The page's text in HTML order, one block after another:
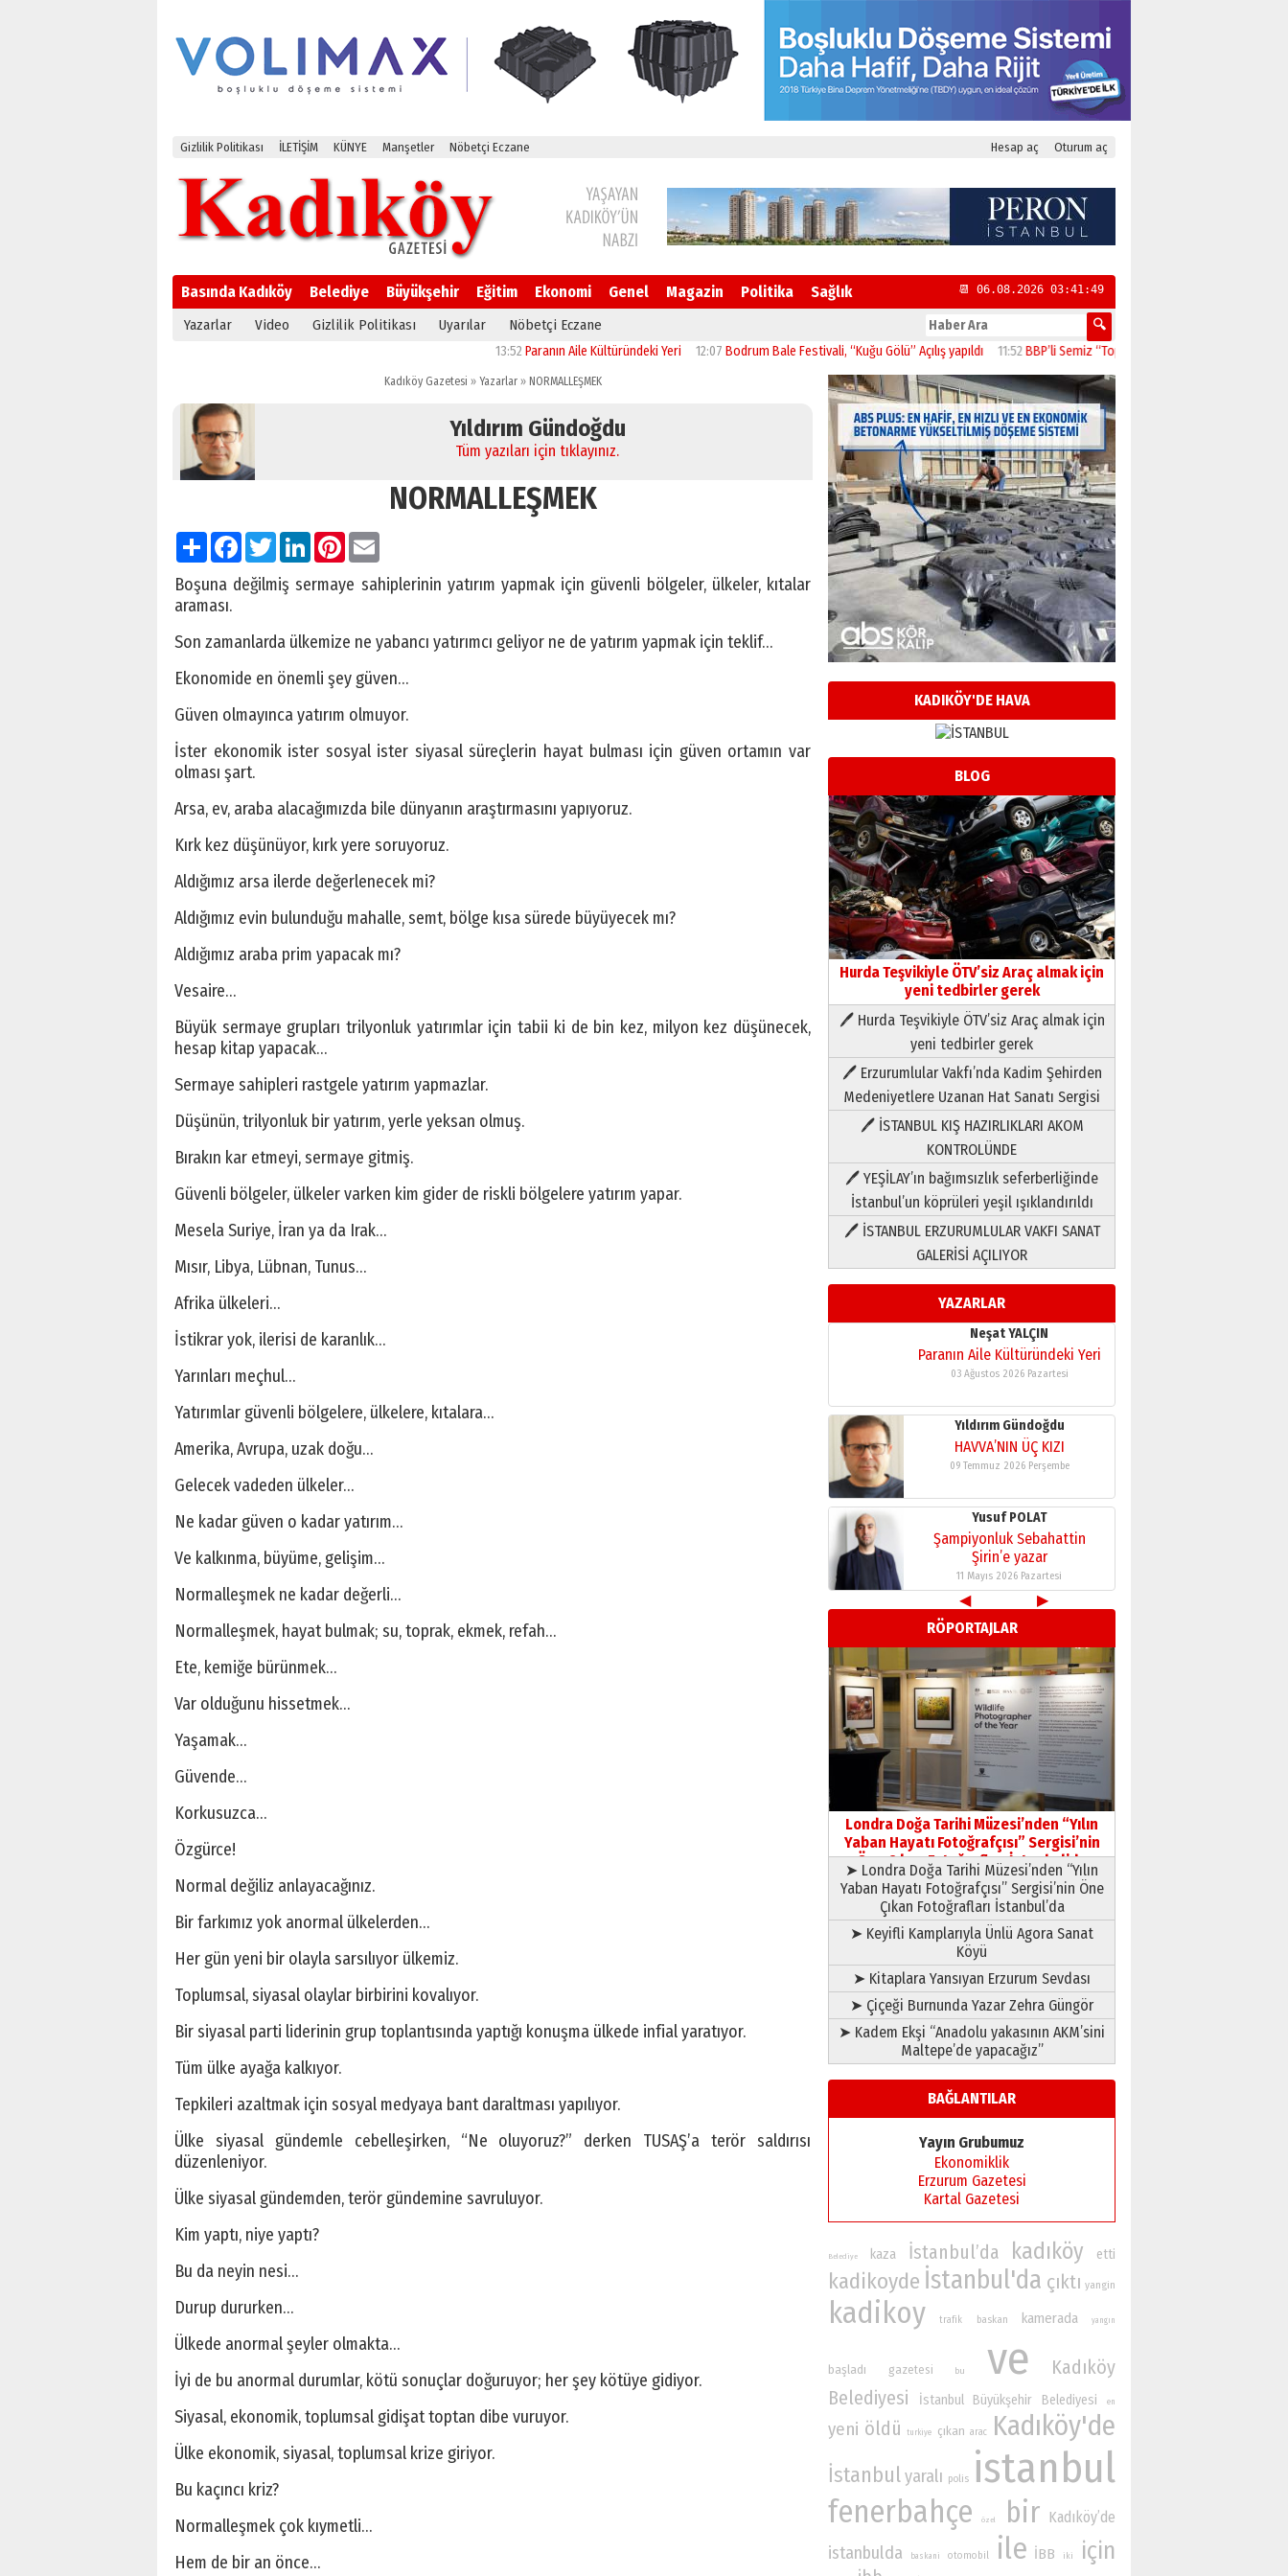
Gizlilik Politikası İLETİŞİM KÜNYE Manşetler Nöbetçi Eczane Hesap aç Oturum aç
Basında Kadıköy Belediye Büyükşehir Eğitim Ekonomi Genel Magazin Politika Sağlık 📆 06.08.2026 03:41:50
Yazarlar Video Gizlilik Politikası Uyarılar Nöbetçi Eczane
Paranın Aile Kültüründeki Yeri 12:07Bodrum Bale Festivali, “Kuğu Gölü” Açılış yapıldı 11:52BBP’li Semiz “Toplumun Beklentisi Emeklilerin Daha
Kadıköy Gazetesi » Yazarlar »NORMALLEŞMEK
Yıldırım Gündoğdu
Tüm yazıları için tıklayınız.
NORMALLEŞMEK
PaylaşFacebook
TwitterLinkedInPinterest
Boşuna değilmiş sermaye sahiplerinin yatırım yapmak için güvenli bölgeler, ülkeler, kıtalar
araması.
Son zamanlarda ülkemize ne yabancı yatırımcı geliyor ne de yatırım yapmak için teklif…
Ekonomide en önemli şey güven…
Güven olmayınca yatırım olmuyor.
İster ekonomik ister sosyal ister siyasal süreçlerin hayat bulması için güven ortamın var
olması şart.
Arsa, ev, araba alacağımızda bile dünyanın araştırmasını yapıyoruz.
Kırk kez düşünüyor, kırk yere soruyoruz.
Aldığımız arsa ilerde değerlenecek mi?
Aldığımız evin bulunduğu mahalle, semt, bölge kısa sürede büyüyecek mı?
Aldığımız araba prim yapacak mı?
Vesaire…
Büyük sermaye grupları trilyonluk yatırımlar için tabii ki de bin kez, milyon kez düşünecek,
hesap kitap yapacak…
Sermaye sahipleri rastgele yatırım yapmazlar.
Düşünün, trilyonluk bir yatırım, yerle yeksan olmuş.
Bırakın kar etmeyi, sermaye gitmiş.
Güvenli bölgeler, ülkeler varken kim gider de riskli bölgelere yatırım yapar.
Mesela Suriye, İran ya da Irak…
Mısır, Libya, Lübnan, Tunus…
Afrika ülkeleri…
İstikrar yok, ilerisi de karanlık…
Yarınları meçhul…
Yatırımlar güvenli bölgelere, ülkelere, kıtalara…
Amerika, Avrupa, uzak doğu…
Gelecek vadeden ülkeler…
Ne kadar güven o kadar yatırım…
Ve kalkınma, büyüme, gelişim…
Normalleşmek ne kadar değerli…
Normalleşmek, hayat bulmak; su, toprak, ekmek, refah…
Ete, kemiğe bürünmek…
Var olduğunu hissetmek…
Yaşamak…
Güvende…
Korkusuzca…
Özgürce!
Normal değiliz anlayacağınız.
Bir farkımız yok anormal ülkelerden…
Her gün yeni bir olayla sarsılıyor ülkemiz.
Toplumsal, siyasal olaylar birbirini kovalıyor.
Bir siyasal parti liderinin grup toplantısında yaptığı konuşma ülkede infial yaratıyor.
Tüm ülke ayağa kalkıyor.
Tepkileri azaltmak için sosyal medyaya bant daraltması yapılıyor.
Ülke siyasal gündemle cebelleşirken, “Ne oluyoruz?” derken TUSAŞ’a terör saldırısı
düzenleniyor.
Ülke siyasal gündemden, terör gündemine savruluyor.
Kim yaptı, niye yaptı?
Bu da neyin nesi…
Durup dururken…
Ülkede anormal şeyler olmakta…
İyi de bu anormal durumlar, kötü sonuçlar doğuruyor; her şey kötüye gidiyor.
Siyasal, ekonomik, toplumsal gidişat toptan dibe vuruyor.
Ülke ekonomik, siyasal, toplumsal krize giriyor.
Bu kaçıncı kriz?
Normalleşmek çok kıymetli…
Hem de bir an önce…
KADIKÖY'DE HAVA
BLOG
Hurda Teşvikiyle ÖTV’siz Araç almak için
yeni tedbirler gerek
🖊 Hurda Teşvikiyle ÖTV’siz Araç almak için
yeni tedbirler gerek
🖊 Erzurumlular Vakfı’nda Kadim Şehirden
Medeniyetlere Uzanan Hat Sanatı Sergisi
🖊 İSTANBUL KIŞ HAZIRLIKLARI AKOM
KONTROLÜNDE
🖊 YEŞİLAY’ın bağımsızlık seferberliğinde
İstanbul’un köprüleri yeşil ışıklandırıldı
🖊 İSTANBUL ERZURUMLULAR VAKFI SANAT
GALERİSİ AÇILIYOR
YAZARLAR
Neşat YALÇIN
Paranın Aile Kültüründeki Yeri
03 Ağustos 2026 Pazartesi
Yıldırım Gündoğdu
HAVVA’NIN ÜÇ KIZI
09 Temmuz 2026 Perşembe
Yusuf POLAT
Şampiyonluk Sebahattin
Şirin’e yazar
11 Mayıs 2026 Pazartesi
Neşat YALÇIN
Paranın Aile Kültüründeki Yeri
03 Ağustos 2026 Pazartesi
Yıldırım Gündoğdu
HAVVA’NIN ÜÇ KIZI
09 Temmuz 2026 Perşembe
Yusuf POLAT
Şampiyonluk Sebahattin
Şirin’e yazar
11 Mayıs 2026 Pazartesi
Neşat YALÇIN
Paranın Aile Kültüründeki Yeri
03 Ağustos 2026 Pazartesi
Yıldırım Gündoğdu
HAVVA’NIN ÜÇ KIZI
09 Temmuz 2026 Perşembe
Yusuf POLAT
Şampiyonluk Sebahattin
Şirin’e yazar
11 Mayıs 2026 Pazartesi
◀
▶
RÖPORTAJLAR
Londra Doğa Tarihi Müzesi’nden “Yılın
Yaban Hayatı Fotoğrafçısı” Sergisi’nin
Öne Çıkan Fotoğrafları İstanbul’da
➤ Londra Doğa Tarihi Müzesi’nden “Yılın
Yaban Hayatı Fotoğrafçısı” Sergisi’nin Öne
Çıkan Fotoğrafları İstanbul’da
➤ Keyifli Kamplarıyla Ünlü Agora Sanat
Köyü
➤ Kitaplara Yansıyan Erzurum Sevdası
➤ Çiçeği Burnunda Yazar Zehra Güngör
➤ Kadem Ekşi “Anadolu yakasının AKM’sini
Maltepe’de yapacağız”
BAĞLANTILAR
Yayın Grubumuz
Ekonomiklik
Erzurum Gazetesi
Kartal Gazetesi
Belediye kaza İstanbul’da kadıköy etti
kadikoyde İstanbul'da çıktı yangin
kadikoy trafik baskan kamerada yangın
başladı gazetesi bu ve
Kadıköy
Belediyesi
İstanbul Büyükşehir Belediyesi en
yeni öldü turkiye çıkan arac Kadıköy'de
İstanbulyaralı polis istanbul
fenerbahçe özel bir Kadıköy’de
istanbulda baskani otomobil ile İBB iki için